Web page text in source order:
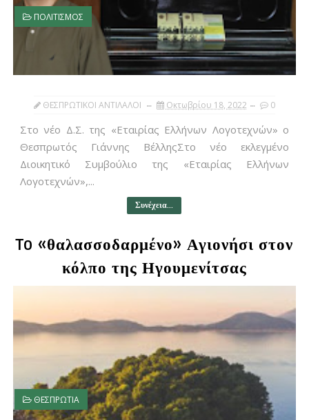
ΠΟΛΙΤΙΣΜΟΣ
ΘΕΣΠΡΩΤΙΚΟΙ ΑΝΤΙΛΑΛΟΙ Οκτωβρίου 18, 2022 0
Στο νέο Δ.Σ. της «Εταιρίας Ελλήνων Λογοτεχνών» ο
Θεσπρωτός Γιάννης ΒέλληςΣτο νέο εκλεγμένο
Διοικητικό Συμβούλιο της «Εταιρίας Ελλήνων
Λογοτεχνών»,...
Συνέχεια...
To «θαλασσοδαρμένο» Αγιονήσι στον
κόλπο της Ηγουμενίτσας
ΘΕΣΠΡΩΤΙΑ